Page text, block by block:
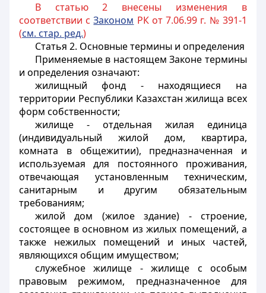
В статью 2 внесены изменения в
соответствии сЗаконом РК от 7.06.99 г. № 391-1
(см. стар. ред.)
Статья 2. Основные термины и определения
Применяемые в настоящем Законе термины
и определения означают:
жилищный фонд - находящиеся на
территории Республики Казахстан жилища всех
форм собственности;
жилище- отдельная жилая единица
(индивидуальный жилой дом, квартира,
комната в общежитии), предназначенная и
используемая для постоянного проживания,
отвечающая установленным техническим,
санитарным и другим обязательным
требованиям;
жилой дом (жилое здание) - строение,
состоящее в основном из жилых помещений, а
также нежилых помещений и иных частей,
являющихся общим имуществом;
служебное жилище - жилище с особым
правовым режимом, предназначенное для